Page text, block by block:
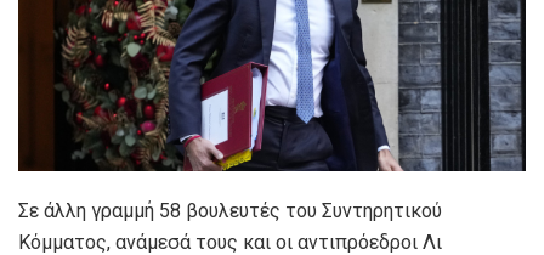
Σε άλλη γραμμή 58 βουλευτές του Συντηρητικού
Κόμματος, ανάμεσά τους και οι αντιπρόεδροι Λι